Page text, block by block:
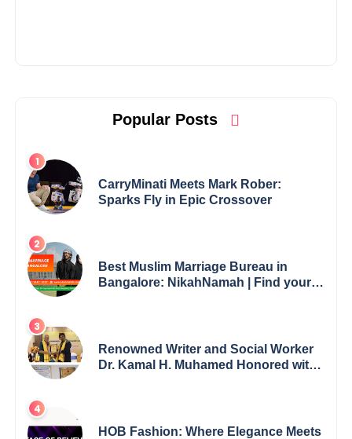
Popular Posts
CarryMinati Meets Mark Rober:
Sparks Fly in Epic Crossover
Best Muslim Marriage Bureau in
Bangalore: NikahNamah | Find your
Renowned Writer and Social Worker
Dr. Kamal H. Muhamed Honored with
HOB Fashion: Where Elegance Meets